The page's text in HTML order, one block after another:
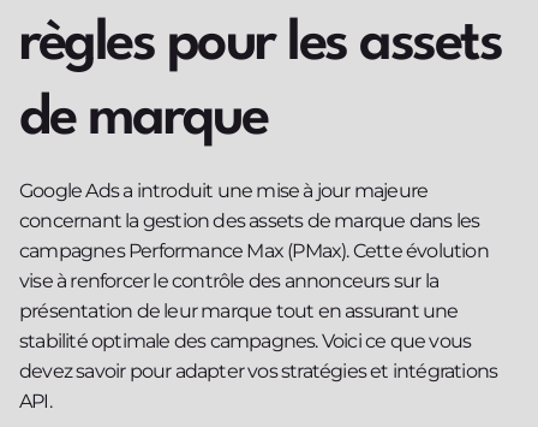
règles pour les assets
de marque
Google Ads a introduit une mise à jour majeure
concernant la gestion des assets de marque dans les
campagnes Performance Max (PMax). Cette évolution
vise à renforcer le contrôle des annonceurs sur la
présentation de leur marque tout en assurant une
stabilité optimale des campagnes. Voici ce que vous
devez savoir pour adapter vos stratégies et intégrations
API.